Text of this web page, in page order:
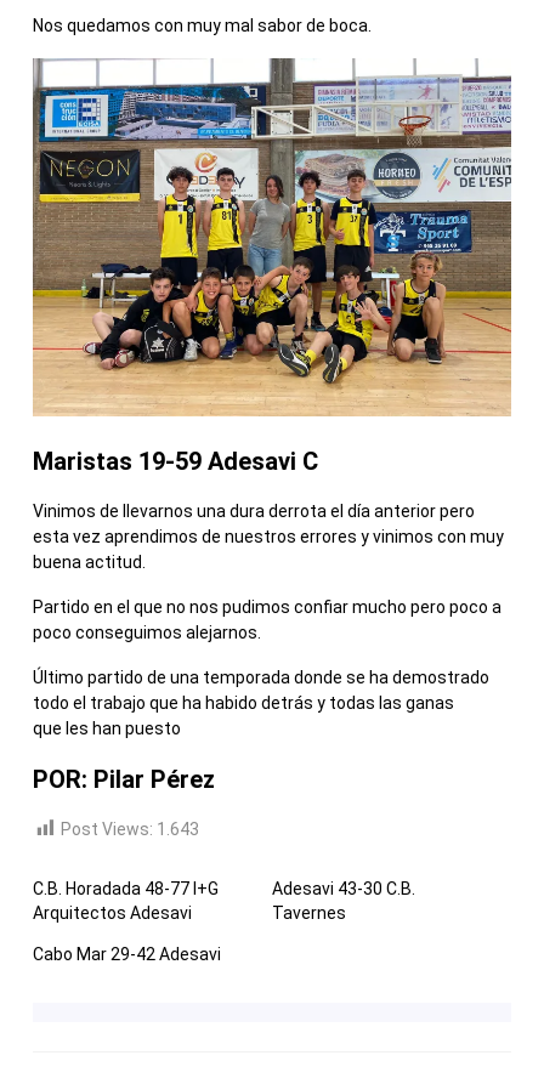
Nos quedamos con muy mal sabor de boca.
Maristas 19-59 Adesavi C
Vinimos de llevarnos una dura derrota el día anterior pero
esta vez aprendimos de nuestros errores y vinimos con muy
buena actitud.
Partido en el que no nos pudimos confiar mucho pero poco a
poco conseguimos alejarnos.
Último partido de una temporada donde se ha demostrado
todo el trabajo que ha habido detrás y todas las ganas
que les han puesto
POR: Pilar Pérez
Post Views: 1.643
C.B. Horadada 48-77 I+G
Arquitectos Adesavi
Adesavi 43-30 C.B.
Tavernes
Cabo Mar 29-42 Adesavi